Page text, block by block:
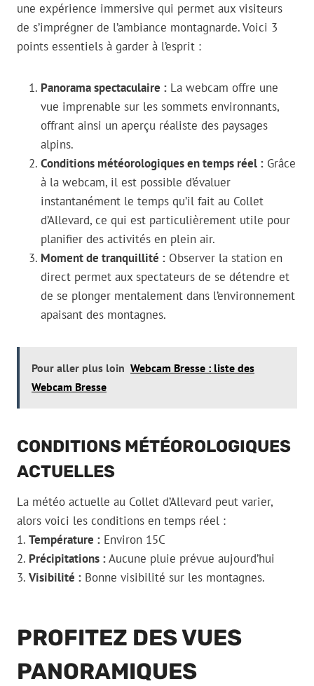
une expérience immersive qui permet aux visiteurs
de s’imprégner de l’ambiance montagnarde. Voici 3
points essentiels à garder à l’esprit :
Panorama spectaculaire : La webcam offre une
vue imprenable sur les sommets environnants,
offrant ainsi un aperçu réaliste des paysages
alpins.
Conditions météorologiques en temps réel : Grâce
à la webcam, il est possible d’évaluer
instantanément le temps qu’il fait au Collet
d’Allevard, ce qui est particulièrement utile pour
planifier des activités en plein air.
Moment de tranquillité : Observer la station en
direct permet aux spectateurs de se détendre et
de se plonger mentalement dans l’environnement
apaisant des montagnes.
Pour aller plus loin Webcam Bresse : liste des
Webcam Bresse
CONDITIONS MÉTÉOROLOGIQUES
ACTUELLES
La météo actuelle au Collet d’Allevard peut varier,
alors voici les conditions en temps réel :
1. Température : Environ 15C
2. Précipitations :Aucune pluie prévue aujourd’hui
3. Visibilité : Bonne visibilité sur les montagnes.
PROFITEZ DES VUES
PANORAMIQUES